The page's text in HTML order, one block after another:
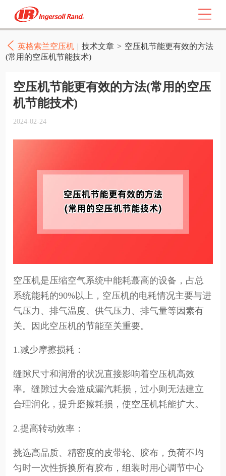
英格索兰空压机 | 技术文章 > 空压机节能更有效的方法
(常用的空压机节能技术)
空压机节能更有效的方法(常用的空压
机节能技术)
2024-02-24
空压机是压缩空气系统中能耗蕞高的设备，占总
系统能耗的90%以上，空压机的电耗情况主要与进
气压力、排气温度、供气压力、排气量等因素有
关。因此空压机的节能至关重要。
1.减少摩擦损耗：
缝隙尺寸和润滑的状况直接影响着空压机高效
率。缝隙过大会造成漏汽耗损，过小则无法建立
合理润化，提升磨擦耗损，使空压机耗能扩大。
2.提高转动效率：
挑选高品质、精密度的皮带轮、胶布，负荷不均
匀时一次性拆换所有胶布，组装时用心调节中心